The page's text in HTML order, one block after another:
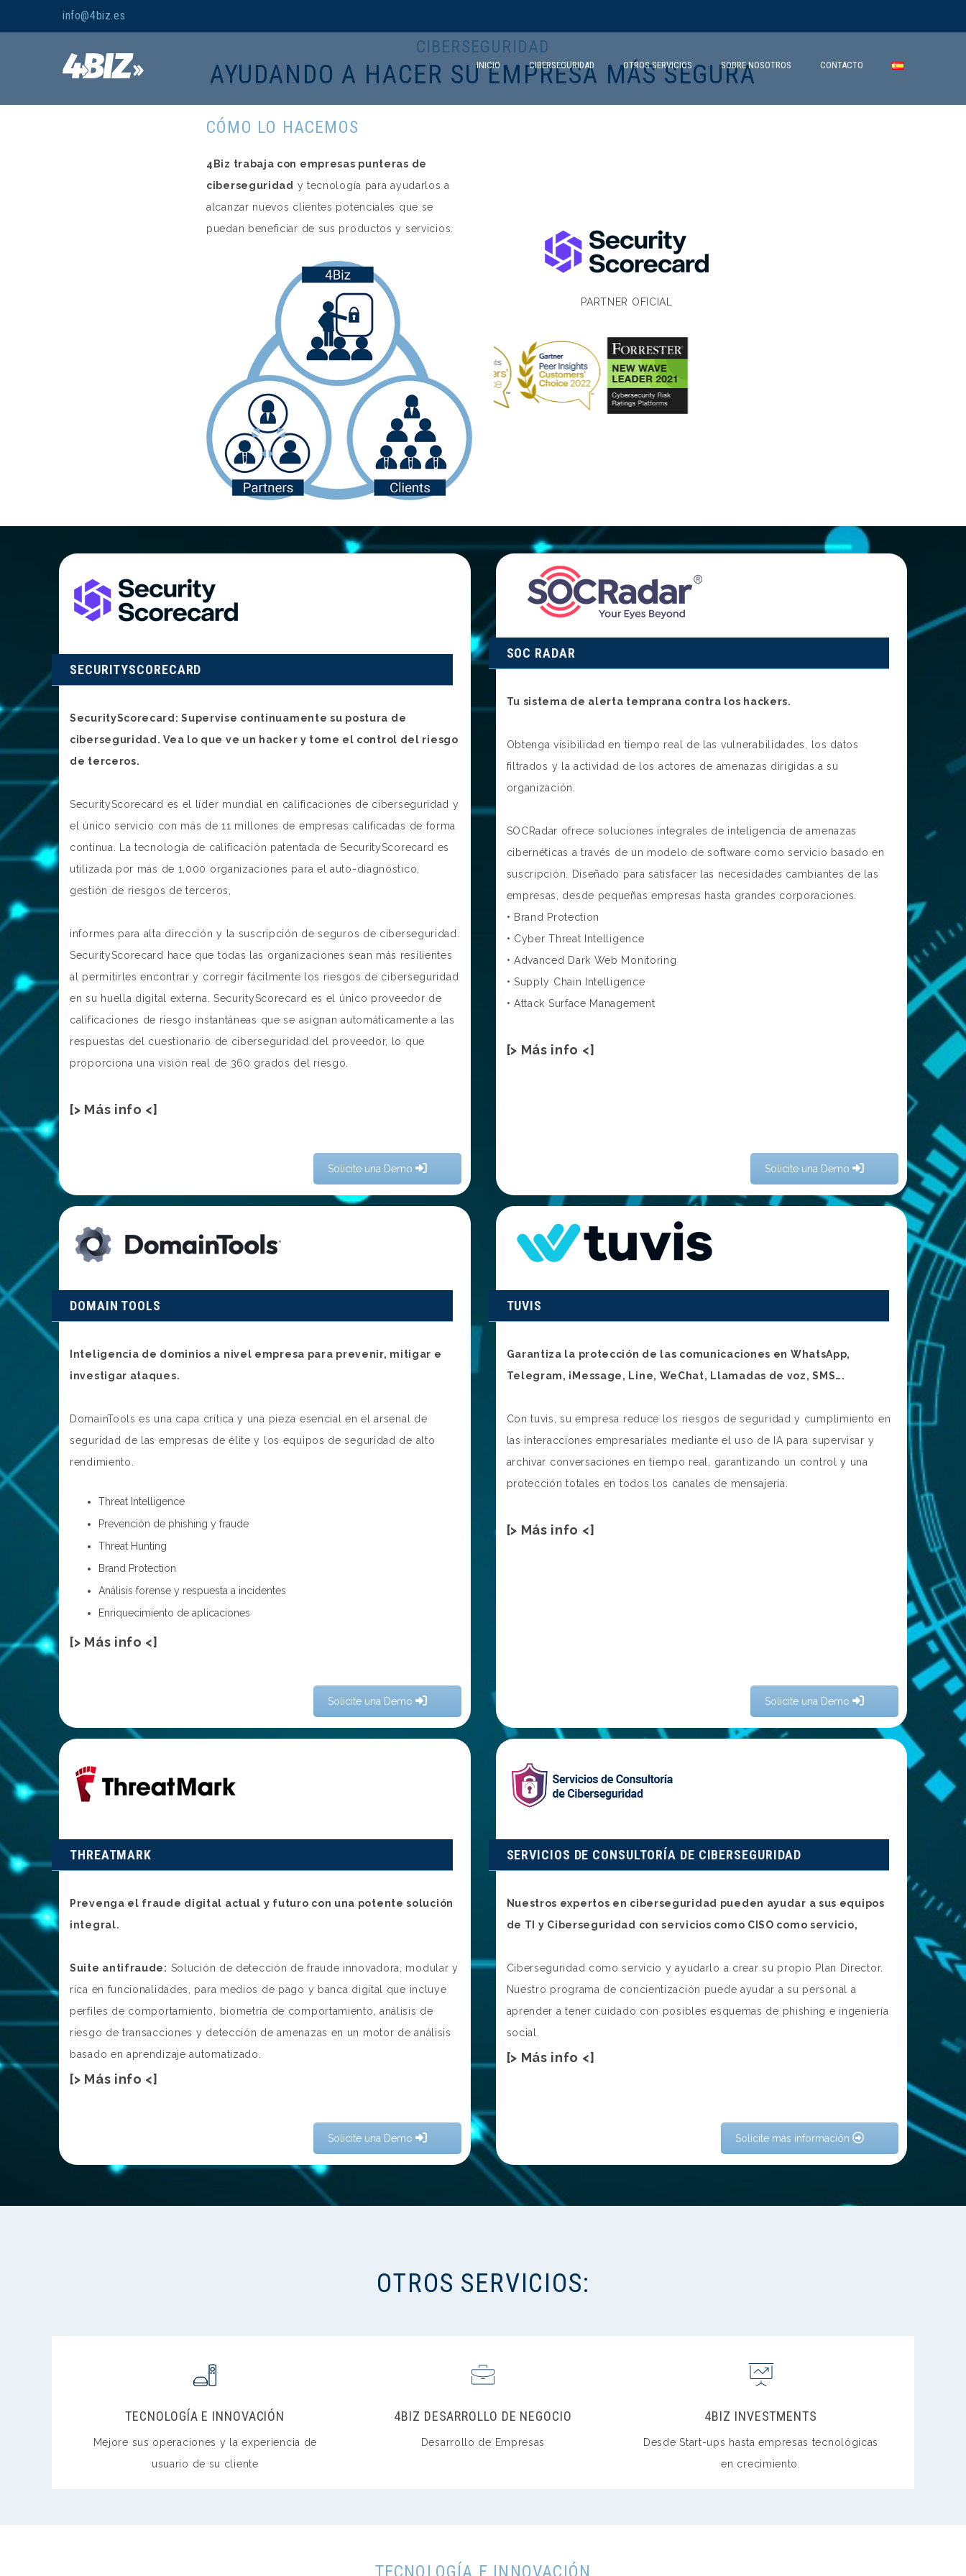
info@4biz.es
INICIO CIBERSEGURIDAD OTROS SERVICIOS SOBRE NOSOTROS CONTACTO
CIBERSEGURIDAD
AYUDANDO A HACER SU EMPRESA MÁS SEGURA
CÓMO LO HACEMOS
4Biz trabaja con empresas punteras de
ciberseguridad y tecnología para ayudarlos a
alcanzar nuevos clientes potenciales que se
puedan beneficiar de sus productos y servicios.
PARTNER OFICIAL
SECURITYSCORECARD
SecurityScorecard: Supervise continuamente su postura de
ciberseguridad. Vea lo que ve un hacker y tome el control del riesgo
de terceros.
SecurityScorecard es el líder mundial en calificaciones de ciberseguridad y
el único servicio con más de 11 millones de empresas calificadas de forma
continua. La tecnología de calificación patentada de SecurityScorecard es
utilizada por más de 1,000 organizaciones para el auto-diagnóstico,
gestión de riesgos de terceros,
informes para alta dirección y la suscripción de seguros de ciberseguridad.
SecurityScorecard hace que todas las organizaciones sean más resilientes
al permitirles encontrar y corregir fácilmente los riesgos de ciberseguridad
en su huella digital externa. SecurityScorecard es el único proveedor de
calificaciones de riesgo instantáneas que se asignan automáticamente a las
respuestas del cuestionario de ciberseguridad del proveedor, lo que
proporciona una visión real de 360 grados del riesgo.
[> Más info <]
Solicite una Demo
SOC RADAR
Tu sistema de alerta temprana contra los hackers.
Obtenga visibilidad en tiempo real de las vulnerabilidades, los datos
filtrados y la actividad de los actores de amenazas dirigidas a su
organización.
SOCRadar ofrece soluciones integrales de inteligencia de amenazas
cibernéticas a través de un modelo de software como servicio basado en
suscripción. Diseñado para satisfacer las necesidades cambiantes de las
empresas, desde pequeñas empresas hasta grandes corporaciones.
• Brand Protection
• Cyber Threat Intelligence
• Advanced Dark Web Monitoring
• Supply Chain Intelligence
• Attack Surface Management
[> Más info <]
Solicite una Demo
DOMAIN TOOLS
Inteligencia de dominios a nivel empresa para prevenir, mitigar e
investigar ataques.
DomainTools es una capa crítica y una pieza esencial en el arsenal de
seguridad de las empresas de élite y los equipos de seguridad de alto
rendimiento.
Threat Intelligence
Prevención de phishing y fraude
Threat Hunting
Brand Protection
Análisis forense y respuesta a incidentes
Enriquecimiento de aplicaciones
[> Más info <]
Solicite una Demo
TUVIS
Garantiza la protección de las comunicaciones en WhatsApp,
Telegram, iMessage, Line, WeChat, Llamadas de voz, SMS….
Con tuvis, su empresa reduce los riesgos de seguridad y cumplimiento en
las interacciones empresariales mediante el uso de IA para supervisar y
archivar conversaciones en tiempo real, garantizando un control y una
protección totales en todos los canales de mensajería.
[> Más info <]
Solicite una Demo
THREATMARK
Prevenga el fraude digital actual y futuro con una potente solución
integral.
Suite antifraude: Solución de detección de fraude innovadora, modular y
rica en funcionalidades, para medios de pago y banca digital que incluye
perfiles de comportamiento, biometría de comportamiento, análisis de
riesgo de transacciones y detección de amenazas en un motor de análisis
basado en aprendizaje automatizado.
[> Más info <]
Solicite una Demo
SERVICIOS DE CONSULTORÍA DE CIBERSEGURIDAD
Nuestros expertos en ciberseguridad pueden ayudar a sus equipos
de TI y Ciberseguridad con servicios como CISO como servicio,
Ciberseguridad como servicio y ayudarlo a crear su propio Plan Director.
Nuestro programa de concientización puede ayudar a su personal a
aprender a tener cuidado con posibles esquemas de phishing e ingeniería
social.
[> Más info <]
Solicite más información
OTROS SERVICIOS:
TECNOLOGÍA E INNOVACIÓN
Mejore sus operaciones y la experiencia de
usuario de su cliente
4BIZ DESARROLLO DE NEGOCIO
Desarrollo de Empresas
4BIZ INVESTMENTS
Desde Start-ups hasta empresas tecnológicas
en crecimiento.